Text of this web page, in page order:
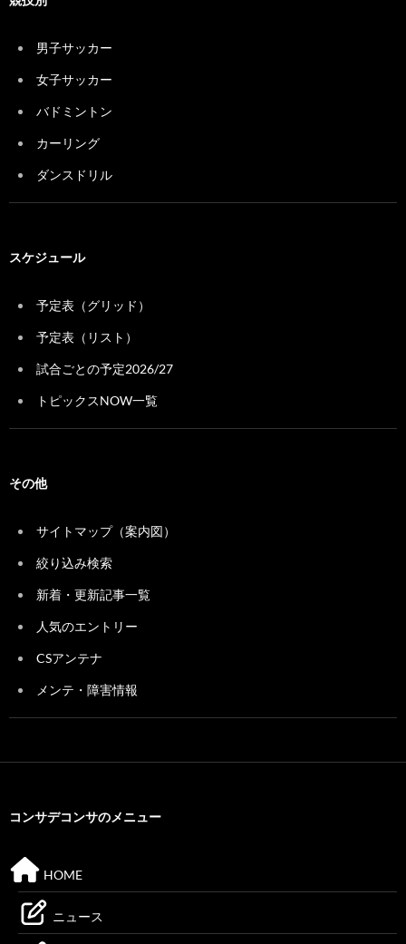
男子サッカー
女子サッカー
バドミントン
カーリング
ダンスドリル
スケジュール
予定表（グリッド）
予定表（リスト）
試合ごとの予定2026/27
トピックスNOW一覧
その他
サイトマップ（案内図）
絞り込み検索
新着・更新記事一覧
人気のエントリー
CSアンテナ
メンテ・障害情報
コンサデコンサのメニュー
HOME
ニュース